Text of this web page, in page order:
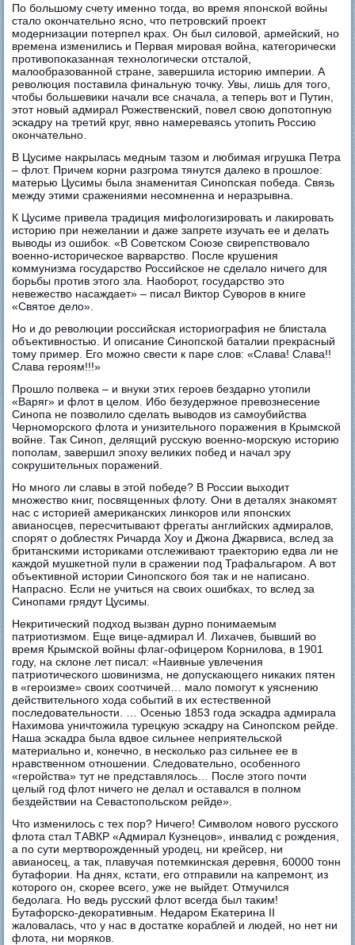
По большому счету именно тогда, во время японской войны
стало окончательно ясно, что петровский проект
модернизации потерпел крах. Он был силовой, армейский, но
времена изменились и Первая мировая война, категорически
противопоказанная технологически отсталой,
малообразованной стране, завершила историю империи. А
революция поставила финальную точку. Увы, лишь для того,
чтобы большевики начали все сначала, а теперь вот и Путин,
этот новый адмирал Рожественский, повел свою допотопную
эскадру на третий круг, явно намереваясь утопить Россию
окончательно.
В Цусиме накрылась медным тазом и любимая игрушка Петра
– флот. Причем корни разгрома тянутся далеко в прошлое:
матерью Цусимы была знаменитая Синопская победа. Связь
между этими сражениями несомненна и неразрывна.
К Цусиме привела традиция мифологизировать и лакировать
историю при нежелании и даже запрете изучать ее и делать
выводы из ошибок. «В Советском Союзе свирепствовало
военно-историческое варварство. После крушения
коммунизма государство Российское не сделало ничего для
борьбы против этого зла. Наоборот, государство это
невежество насаждает» – писал Виктор Суворов в книге
«Святое дело».
Но и до революции российская историография не блистала
объективностью. И описание Синопской баталии прекрасный
тому пример. Его можно свести к паре слов: «Слава! Слава!!
Слава героям!!!»
Прошло полвека – и внуки этих героев бездарно утопили
«Варяг» и флот в целом. Ибо безудержное превознесение
Синопа не позволило сделать выводов из самоубийства
Черноморского флота и унизительного поражения в Крымской
войне. Так Синоп, делящий русскую военно-морскую историю
пополам, завершил эпоху великих побед и начал эру
сокрушительных поражений.
Но много ли славы в этой победе? В России выходит
множество книг, посвященных флоту. Они в деталях знакомят
нас с историей американских линкоров или японских
авианосцев, пересчитывают фрегаты английских адмиралов,
спорят о доблестях Ричарда Хоу и Джона Джарвиса, вслед за
британскими историками отслеживают траекторию едва ли не
каждой мушкетной пули в сражении под Трафальгаром. А вот
объективной истории Синопского боя так и не написано.
Напрасно. Если не учиться на своих ошибках, то вслед за
Синопами грядут Цусимы.
Некритический подход вызван дурно понимаемым
патриотизмом. Еще вице-адмирал И. Лихачев, бывший во
время Крымской войны флаг-офицером Корнилова, в 1901
году, на склоне лет писал: «Наивные увлечения
патриотического шовинизма, не допускающего никаких пятен
в «героизме» своих соотчичей… мало помогут к уяснению
действительного хода событий в их естественной
последовательности. … Осенью 1853 года эскадра адмирала
Нахимова уничтожила турецкую эскадру на Синопском рейде.
Наша эскадра была вдвое сильнее неприятельской
материально и, конечно, в несколько раз сильнее ее в
нравственном отношении. Следовательно, особенного
«геройства» тут не представлялось… После этого почти
целый год флот ничего не делал и оставался в полном
бездействии на Севастопольском рейде».
Что изменилось с тех пор? Ничего! Символом нового русского
флота стал ТАВКР «Адмирал Кузнецов», инвалид с рождения,
а по сути мертворожденный уродец, ни крейсер, ни
авианосец, а так, плавучая потемкинская деревня, 60000 тонн
бутафории. На днях, кстати, его отправили на капремонт, из
которого он, скорее всего, уже не выйдет. Отмучился
бедолага. Но ведь русский флот всегда был таким!
Бутафорско-декоративным. Недаром Екатерина II
жаловалась, что у нас в достатке кораблей и людей, но нет ни
флота, ни моряков.